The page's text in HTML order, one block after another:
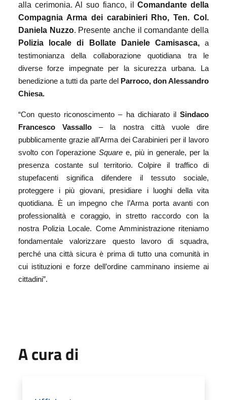
alla cerimonia. Al suo fianco, ilComandante della
Compagnia Arma dei carabinieri Rho, Ten. Col.
Daniela Nuzzo. Presente anche il comandante della
Polizia locale di Bollate
Daniele Camisasca,
a
testimonianza della collaborazione quotidiana tra le
diverse forze impegnate per la sicurezza urbana. La
benedizione a tutti da parte del
Parroco, don Alessandro
Chiesa.
“Con questo riconoscimento – ha dichiarato il Sindaco
Francesco Vassallo – la nostra città vuole dire
pubblicamente grazie all’Arma dei Carabinieri per il lavoro
svolto con l’operazione Square e, più in generale, per la
presenza costante sul territorio. Colpire il traffico di
stupefacenti significa difendere il tessuto sociale,
proteggere i più giovani, presidiare i luoghi della vita
quotidiana. È un impegno che l’Arma porta avanti con
professionalità e coraggio, in stretto raccordo con la
nostra Polizia Locale. Come Amministrazione riteniamo
fondamentale valorizzare questo lavoro di squadra,
perché una città sicura è prima di tutto una comunità in
cui istituzioni e forze dell’ordine camminano insieme ai
cittadini”.
A cura di